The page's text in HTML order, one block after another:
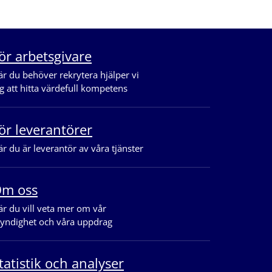
arbetsgivare
du behöver rekrytera hjälper vi
att hitta värdefull kompetens
leverantörer
du är leverantör av våra tjänster
oss
du vill veta mer om vår
och våra uppdrag
och analyser